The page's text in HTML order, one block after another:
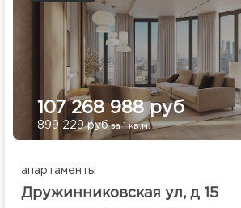
107 268 988 руб
899 229 рубза 1 кв.м.
апартаменты
Дружинниковская ул, д 15